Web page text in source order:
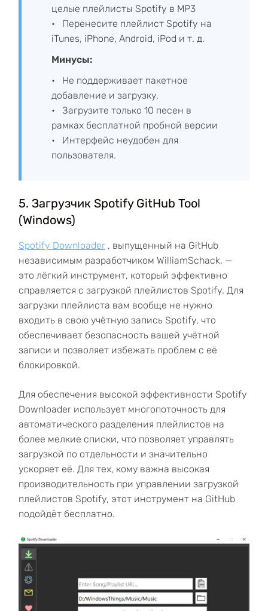
целые плейлисты Spotify в MP3
Перенесите плейлист Spotify на
iTunes, iPhone, Android, iPod и т. д.
Минусы:
Не поддерживает пакетное
добавление и загрузку.
Загрузите только 10 песен в
рамках бесплатной пробной версии
Интерфейс неудобен для
пользователя.
5. Загрузчик Spotify GitHub Tool
(Windows)
Spotify Downloader, выпущенный на GitHub
независимым разработчиком WilliamSchack, —
это лёгкий инструмент, который эффективно
справляется с загрузкой плейлистов Spotify. Для
загрузки плейлиста вам вообще не нужно
входить в свою учётную запись Spotify, что
обеспечивает безопасность вашей учётной
записи и позволяет избежать проблем с её
блокировкой.
Для обеспечения высокой эффективности Spotify
Downloader использует многопоточность для
автоматического разделения плейлистов на
более мелкие списки, что позволяет управлять
загрузкой по отдельности и значительно
ускоряет её. Для тех, кому важна высокая
производительность при управлении загрузкой
плейлистов Spotify, этот инструмент на GitHub
подойдёт бесплатно.